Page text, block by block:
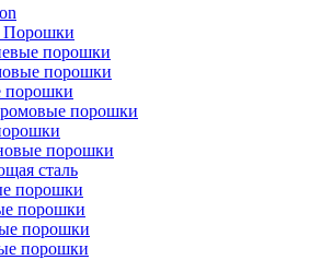
Порошки
порошки
порошки
порошки
порошки
порошки
сталь
порошки
порошки
порошки
порошки